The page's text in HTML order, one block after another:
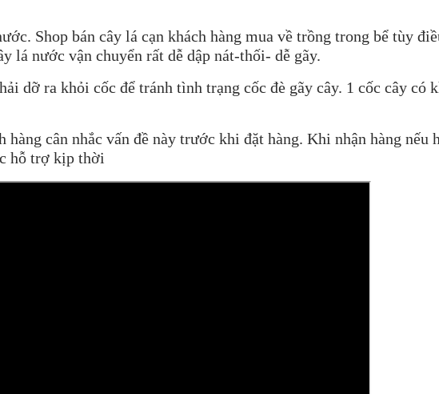
Shop bán cây lá cạn khách hàng mua về trồng trong bể tùy
lá nước vận chuyển rất dễ dập nát-thối- dễ gãy.
dỡ ra khỏi cốc để tránh tình trạng cốc đè gãy cây. 1 cốc cây có
cân nhắc vấn đề này trước khi đặt hàng. Khi nhận hàng nếu
hỗ trợ kịp thời